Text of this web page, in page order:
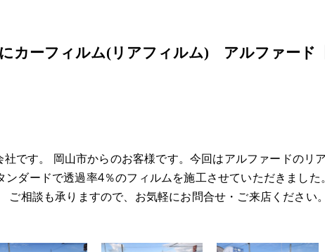
カーフィルム(リアフィルム) アルファード
です。 岡山市からのお客様です。今回はアルファードのリ
ンダードで透過率4％のフィルムを施工させていただきました
ご相談も承りますので、お気軽にお問合せ・ご来店ください